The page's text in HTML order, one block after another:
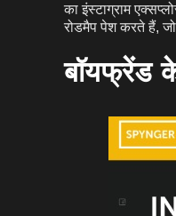
का इंस्टाग्राम
रोडमैप पेश करते हैं, जो
बॉयफ्रेंड